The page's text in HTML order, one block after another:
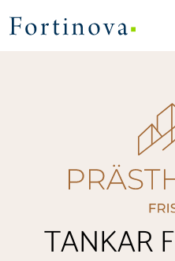
Prästhöjden
TANKAR